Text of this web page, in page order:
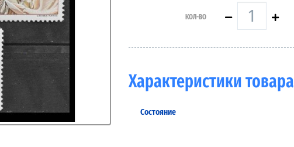
КОЛ-ВО
Характеристики товара
Состояние